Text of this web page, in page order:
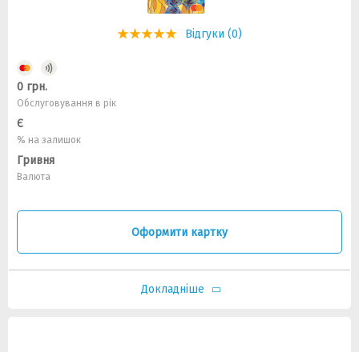
Відгуки (0)
0 грн.
Обслуговування в рік
Є
% на залишок
Гривня
Валюта
Оформити картку
Докладніше